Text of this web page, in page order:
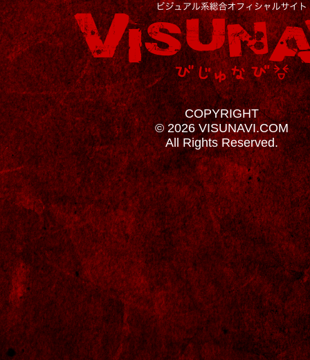
COPYRIGHT
© 2026 VISUNAVI.COM
All Rights Reserved.